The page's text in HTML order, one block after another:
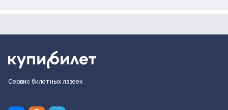
Сервис билетных лазеек